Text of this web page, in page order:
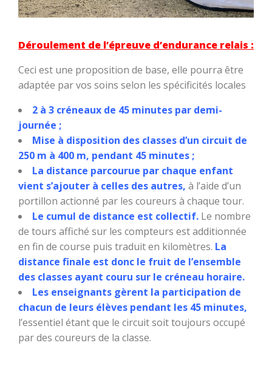
Déroulement de l’épreuve d’endurance relais :
Ceci est une proposition de base, elle pourra être
adaptée par vos soins selon les spécificités locales
2 à 3 créneaux de 45 minutes par demi-
journée ;
Mise à disposition des classes d’un circuit de
250 m à 400 m, pendant 45 minutes ;
La distance parcourue par chaque enfant
vient s’ajouter à celles des autres, à l’aide d’un
portillon actionné par les coureurs à chaque tour.
Le cumul de distance est collectif. Le nombre
de tours affiché sur les compteurs est additionnée
en fin de course puis traduit en kilomètres. La
distance finale est donc le fruit de l’ensemble
des classes ayant couru sur le créneau horaire.
Les enseignants gèrent la participation de
chacun de leurs élèves pendant les 45 minutes,
l’essentiel étant que le circuit soit toujours occupé
par des coureurs de la classe.